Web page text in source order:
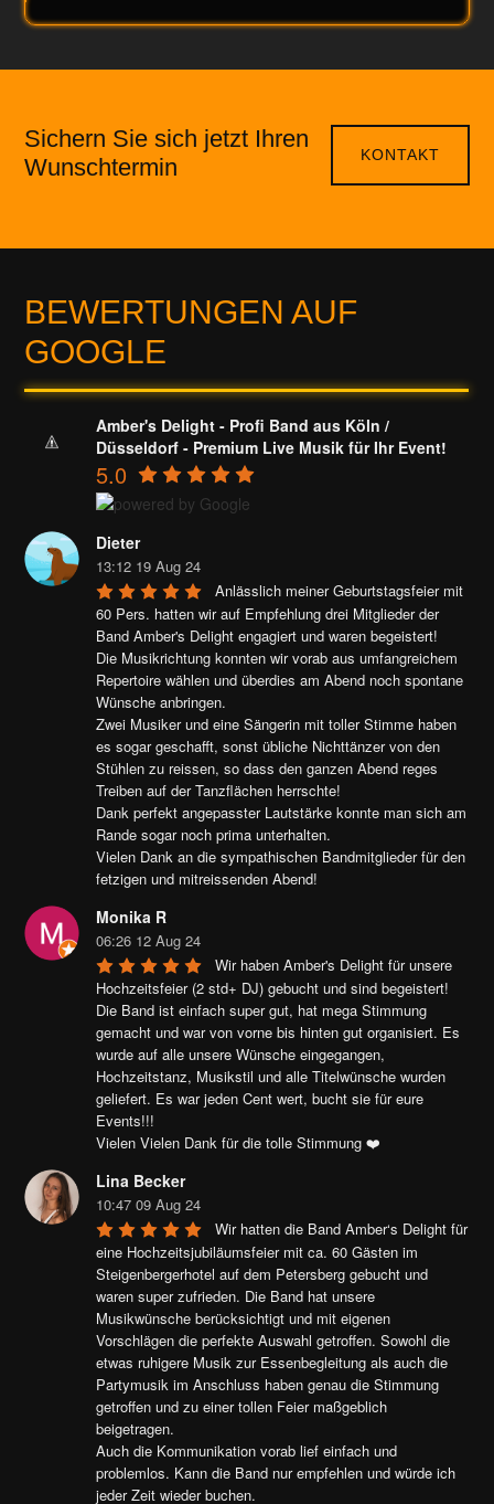
Sichern Sie sich jetzt Ihren
Wunschtermin
KONTAKT
BEWERTUNGEN AUF
GOOGLE
Amber's Delight - Profi Band aus Köln /
Düsseldorf - Premium Live Musik für Ihr Event!
5.0
Dieter
13:12 19 Aug 24
Anlässlich meiner Geburtstagsfeier mit
60 Pers. hatten wir auf Empfehlung drei Mitglieder der
Band Amber's Delight engagiert und waren begeistert!
Die Musikrichtung konnten wir vorab aus umfangreichem
Repertoire wählen und überdies am Abend noch spontane
Wünsche anbringen.
Zwei Musiker und eine Sängerin mit toller Stimme haben
es sogar geschafft, sonst übliche Nichttänzer von den
Stühlen zu reissen, so dass den ganzen Abend reges
Treiben auf der Tanzflächen herrschte!
Dank perfekt angepasster Lautstärke konnte man sich am
Rande sogar noch prima unterhalten.
Vielen Dank an die sympathischen Bandmitglieder für den
fetzigen und mitreissenden Abend!
Monika R
06:26 12 Aug 24
Wir haben Amber's Delight für unsere
Hochzeitsfeier (2 std+ DJ) gebucht und sind begeistert!
Die Band ist einfach super gut, hat mega Stimmung
gemacht und war von vorne bis hinten gut organisiert. Es
wurde auf alle unsere Wünsche eingegangen,
Hochzeitstanz, Musikstil und alle Titelwünsche wurden
geliefert. Es war jeden Cent wert, bucht sie für eure
Events!!!
Vielen Vielen Dank für die tolle Stimmung ❤️
Lina Becker
10:47 09 Aug 24
Wir hatten die Band Amber‘s Delight für
eine Hochzeitsjubiläumsfeier mit ca. 60 Gästen im
Steigenbergerhotel auf dem Petersberg gebucht und
waren super zufrieden. Die Band hat unsere
Musikwünsche berücksichtigt und mit eigenen
Vorschlägen die perfekte Auswahl getroffen. Sowohl die
etwas ruhigere Musik zur Essenbegleitung als auch die
Partymusik im Anschluss haben genau die Stimmung
getroffen und zu einer tollen Feier maßgeblich
beigetragen.
Auch die Kommunikation vorab lief einfach und
problemlos. Kann die Band nur empfehlen und würde ich
jeder Zeit wieder buchen.